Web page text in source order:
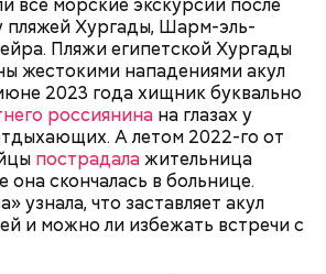
все морские экскурсии после
пляжей Хургады, Шарм-эль-
Пляжи египетской Хургады
жестокими нападениями акул
2023 года хищник буквально
россиянина на глазах у
А летом 2022-го от
пострадалажительница
она скончалась в больнице.
узнала, что заставляет акул
и можно ли избежать встречи с
средств
этих хищных рыб, — сказал
СМЕРТЬ РЫБА
Москвы» отметил, что еще
о таких походах даже мечтать
сегодня это вполне